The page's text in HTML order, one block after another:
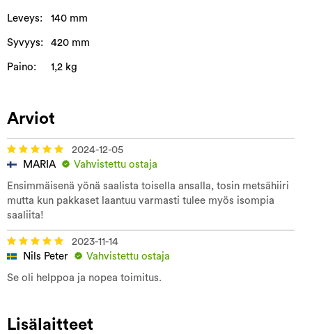
Leveys: 140 mm
Syvyys: 420 mm
Paino: 1,2 kg
Arviot
2024-12-05
MARIA
Vahvistettu ostaja
Ensimmäisenä yönä saalista toisella ansalla, tosin metsähiiri
mutta kun pakkaset laantuu varmasti tulee myös isompia
saaliita!
2023-11-14
Nils Peter
Vahvistettu ostaja
Se oli helppoa ja nopea toimitus.
Lisälaitteet